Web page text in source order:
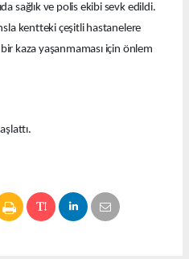
sağlık ve polis ekibi sevk edildi.
kentteki çeşitli hastanelere
kaza yaşanmaması için önlem